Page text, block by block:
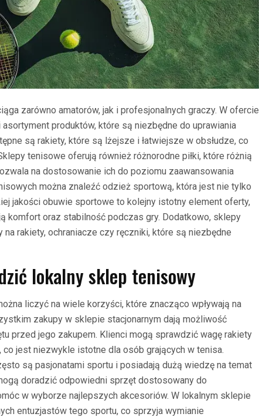
zarówno amatorów, jak i profesjonalnych graczy. W ofercie
produktów, które są niezbędne do uprawiania
są rakiety, które są lżejsze i łatwiejsze w obsłudze, co
tenisowe oferują również różnorodne piłki, które różnią
na dostosowanie ich do poziomu zaawansowania
można znaleźć odzież sportową, która jest nie tylko
jakości obuwie sportowe to kolejny istotny element oferty,
komfort oraz stabilność podczas gry. Dodatkowo, sklepy
rakiety, ochraniacze czy ręczniki, które są niezbędne
lokalny sklep tenisowy
liczyć na wiele korzyści, które znacząco wpływają na
zakupy w sklepie stacjonarnym dają możliwość
przed jego zakupem. Klienci mogą sprawdzić wagę rakiety
jest niezwykle istotne dla osób grających w tenisa.
są pasjonatami sportu i posiadają dużą wiedzę na temat
doradzić odpowiedni sprzęt dostosowany do
w wyborze najlepszych akcesoriów. W lokalnym sklepie
entuzjastów tego sportu, co sprzyja wymianie